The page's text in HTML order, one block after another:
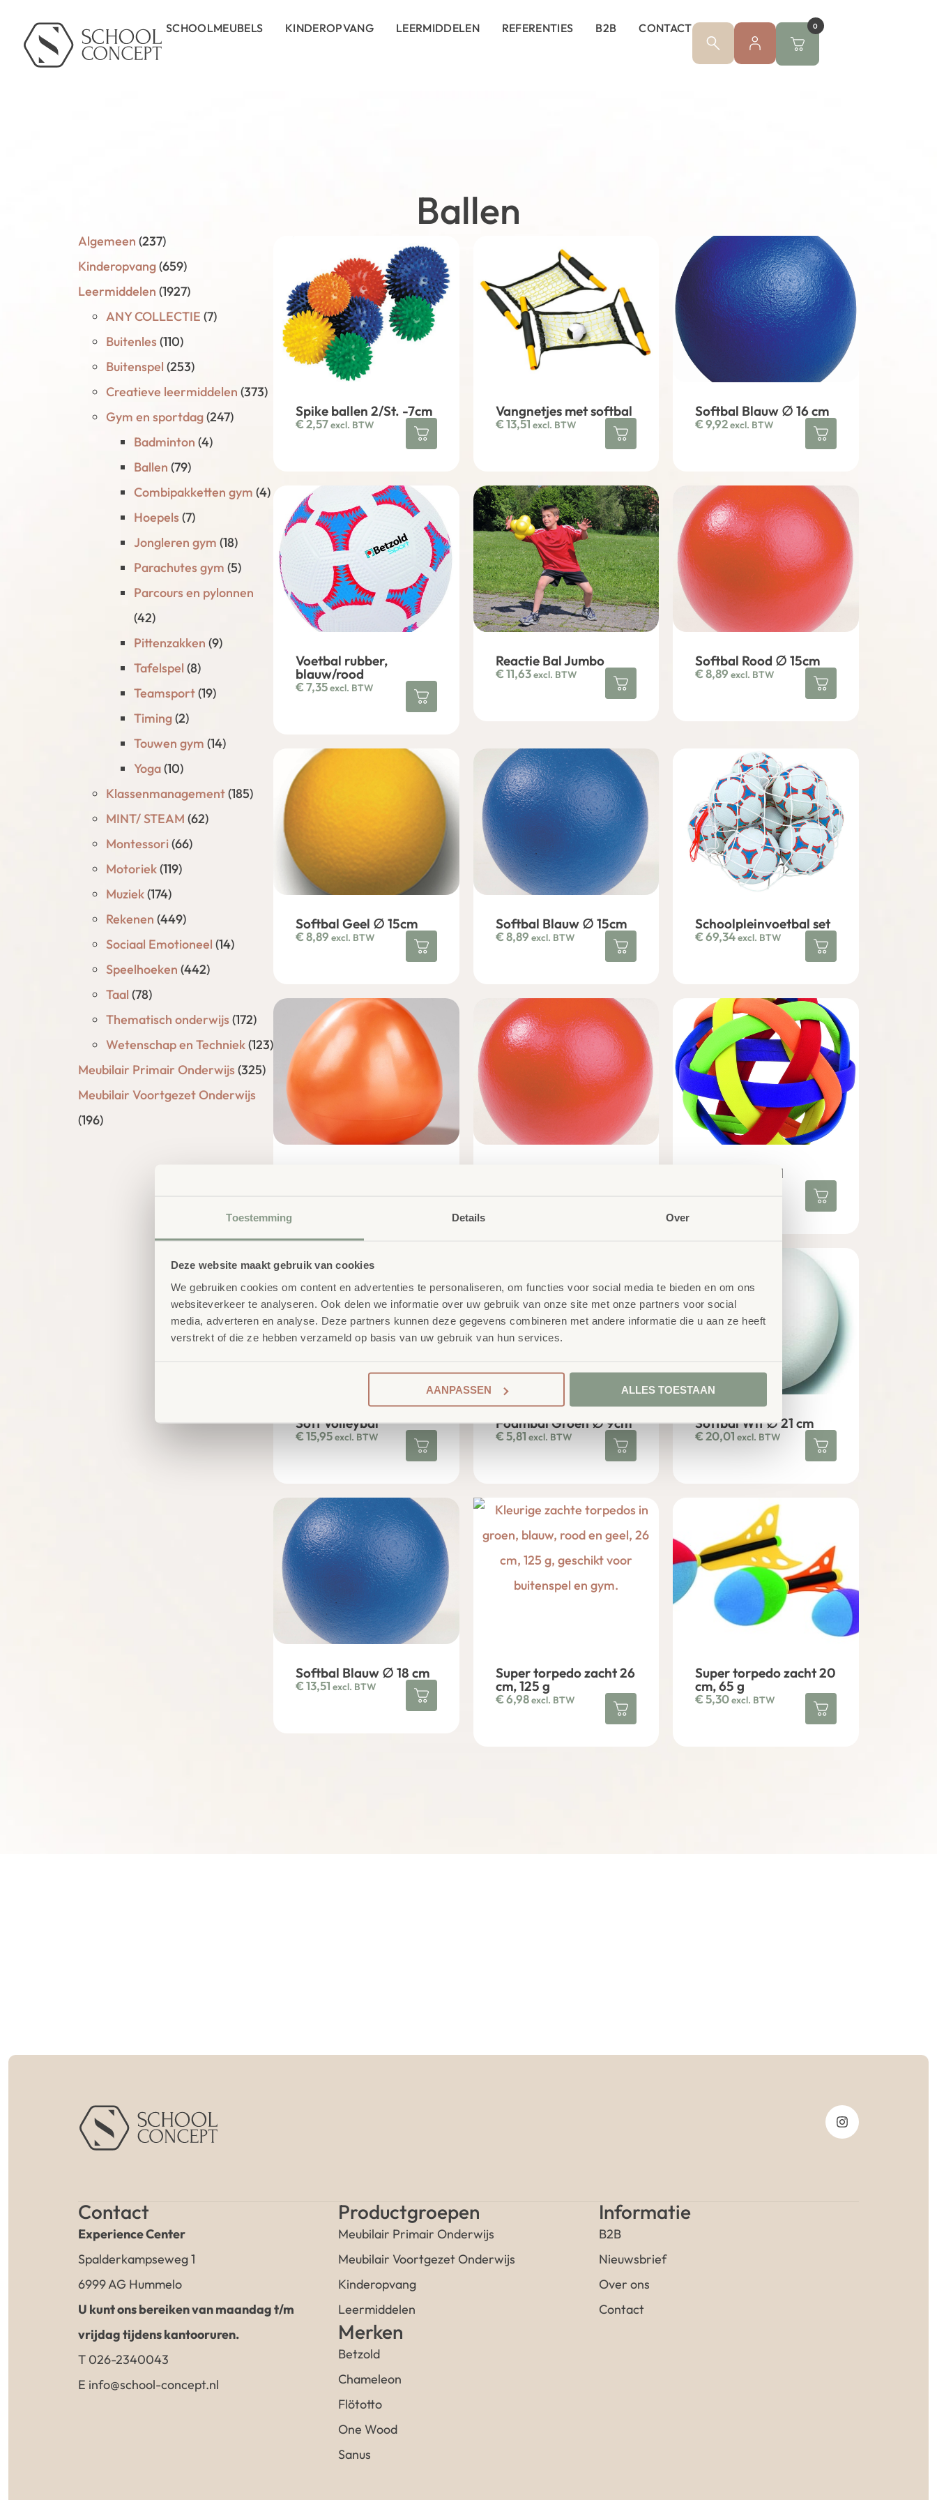
Toestemming Details Over
Deze website maakt gebruik van cookies
We gebruiken cookies om content en advertenties te personaliseren, om functies voor social media te bieden en om ons
websiteverkeer te analyseren. Ook delen we informatie over uw gebruik van onze site met onze partners voor social
media, adverteren en analyse. Deze partners kunnen deze gegevens combineren met andere informatie die u aan ze heeft
verstrekt of die ze hebben verzameld op basis van uw gebruik van hun services.
AANPASSEN ALLES TOESTAAN
SCHOOLMEUBELS KINDEROPVANG LEERMIDDELEN REFERENTIES B2B CONTACT 0
Ballen
Algemeen (237)
Kinderopvang(659)
Leermiddelen (1927)
ANY COLLECTIE (7)
Buitenles (110)
Buitenspel (253)
Creatieve leermiddelen (373)
Gym en sportdag(247)
Badminton (4)
Ballen (79)
Combipakketten gym (4)
Hoepels(7)
Jongleren gym (18)
Parachutes gym (5)
Parcours en pylonnen
(42)
Pittenzakken (9)
Tafelspel (8)
Teamsport(19)
Timing(2)
Touwen gym (14)
Yoga(10)
Klassenmanagement(185)
MINT/ STEAM (62)
Montessori(66)
Motoriek(119)
Muziek(174)
Rekenen (449)
Sociaal Emotioneel (14)
Speelhoeken (442)
Taal (78)
Thematisch onderwijs (172)
Wetenschap en Techniek(123)
Meubilair Primair Onderwijs (325)
Meubilair Voortgezet Onderwijs
(196)
Spike ballen 2/St. -7cm
€2,57excl. BTW
Vangnetjes met softbal
€13,51 excl. BTW
Softbal Blauw ∅ 16 cm
€9,92excl. BTW
Voetbal rubber,
blauw/rood
€7,35excl. BTW
Reactie Bal Jumbo
€11,63excl. BTW
Softbal Rood ∅ 15cm
€8,89 excl. BTW
Softbal Geel ∅ 15cm
€8,89 excl. BTW
Softbal Blauw ∅ 15cm
€8,89 excl. BTW
Schoolpleinvoetbal set
€69,34excl. BTW
Easy Catch Bal
Soft Volleybal
€15,95excl. BTW
Foambal Groen ∅ 9cm
€5,81 excl. BTW
Softbal Wit ∅ 21 cm
€20,01 excl. BTW
Softbal Blauw ∅ 18 cm
€13,51 excl. BTW
Super torpedo zacht 26
cm, 125 g
€6,98excl. BTW
Super torpedo zacht 20
cm, 65 g
€5,30excl. BTW
Contact
Experience Center
Spalderkampseweg 1
6999 AG Hummelo
U kunt ons bereiken van maandag t/m
vrijdag tijdens kantooruren.
T 026-2340043
E info@school-concept.nl
Productgroepen
Meubilair Primair Onderwijs
Meubilair Voortgezet Onderwijs
Kinderopvang
Leermiddelen
Merken
Betzold
Chameleon
Flötotto
One Wood
Sanus
Informatie
B2B
Nieuwsbrief
Over ons
Contact